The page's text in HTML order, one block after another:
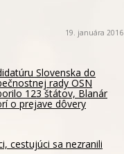
19. januára 2016
Slovenska do
rady OSN
123 štátov, Blanár
o prejave dôvery
cestujúci sa nezranili